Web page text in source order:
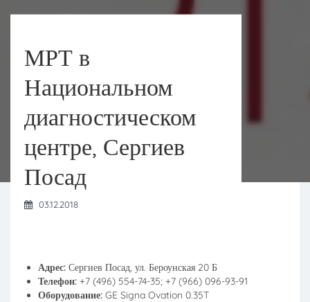
МРТ в
Национальном
диагностическом
центре, Сергиев
Посад
03.12.2018
Адрес: Сергиев Посад, ул. Бероунская 20 Б
Телефон: +7 (496) 554-74-35; +7 (966) 096-93-91
Оборудование: GE Signa Ovation 0.35T